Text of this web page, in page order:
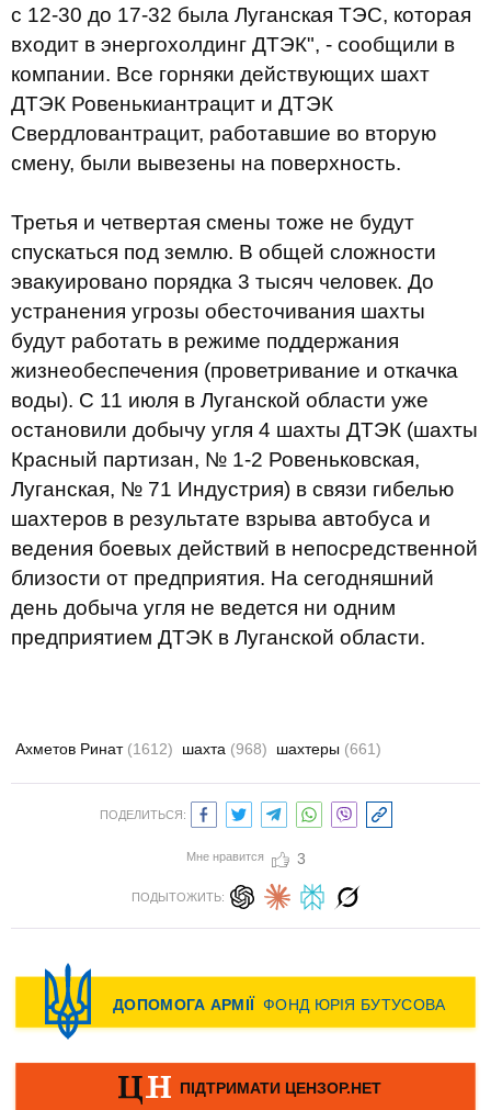
с 12-30 до 17-32 была Луганская ТЭС, которая
входит в энергохолдинг ДТЭК", - сообщили в
компании. Все горняки действующих шахт
ДТЭК Ровенькиантрацит и ДТЭК
Свердловантрацит, работавшие во вторую
смену, были вывезены на поверхность.
Третья и четвертая смены тоже не будут
спускаться под землю. В общей сложности
эвакуировано порядка 3 тысяч человек. До
устранения угрозы обесточивания шахты
будут работать в режиме поддержания
жизнеобеспечения (проветривание и откачка
воды). С 11 июля в Луганской области уже
остановили добычу угля 4 шахты ДТЭК (шахты
Красный партизан, № 1-2 Ровеньковская,
Луганская, № 71 Индустрия) в связи гибелью
шахтеров в результате взрыва автобуса и
ведения боевых действий в непосредственной
близости от предприятия. На сегодняшний
день добыча угля не ведется ни одним
предприятием ДТЭК в Луганской области.
Ахметов Ринат (1612) шахта (968) шахтеры (661)
ПОДЕЛИТЬСЯ:
Мне нравится 3
ПОДЫТОЖИТЬ: